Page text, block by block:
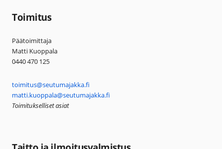
Toimitus
Päätoimittaja
Matti Kuoppala
0440 470 125
toimitus@seutumajakka.fi
matti.kuoppala@seutumajakka.fi
Toimitukselliset asiat